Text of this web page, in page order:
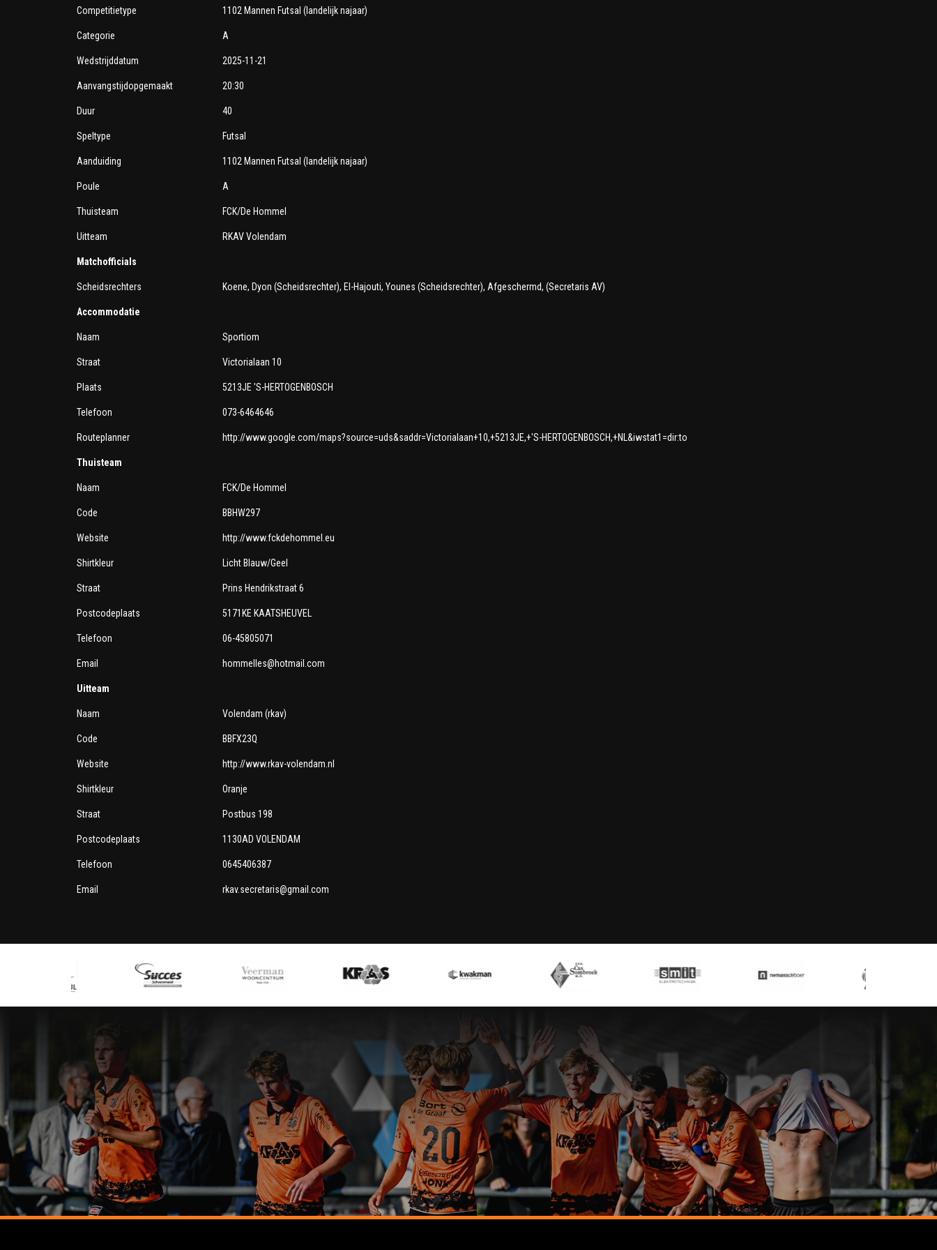
Competitietype 1102 Mannen Futsal (landelijk najaar)
Categorie A
Wedstrijddatum 2025-11-21
Aanvangstijdopgemaakt 20:30
Duur 40
Speltype Futsal
Aanduiding 1102 Mannen Futsal (landelijk najaar)
Poule A
Thuisteam FCK/De Hommel
Uitteam RKAV Volendam
Matchofficials
Scheidsrechters Koene, Dyon (Scheidsrechter), El-Hajouti, Younes (Scheidsrechter), Afgeschermd, (Secretaris AV)
Accommodatie
Naam Sportiom
Straat Victorialaan 10
Plaats 5213JE 'S-HERTOGENBOSCH
Telefoon 073-6464646
Routeplanner http://www.google.com/maps?source=uds&saddr=Victorialaan+10,+5213JE,+'S-HERTOGENBOSCH,+NL&iwstat1=dir:to
Thuisteam
Naam FCK/De Hommel
Code BBHW297
Website http://www.fckdehommel.eu
Shirtkleur Licht Blauw/Geel
Straat Prins Hendrikstraat 6
Postcodeplaats 5171KE KAATSHEUVEL
Telefoon 06-45805071
Email hommelles@hotmail.com
Uitteam
Naam Volendam (rkav)
Code BBFX23Q
Website http://www.rkav-volendam.nl
Shirtkleur Oranje
Straat Postbus 198
Postcodeplaats 1130AD VOLENDAM
Telefoon 0645406387
Email rkav.secretaris@gmail.com